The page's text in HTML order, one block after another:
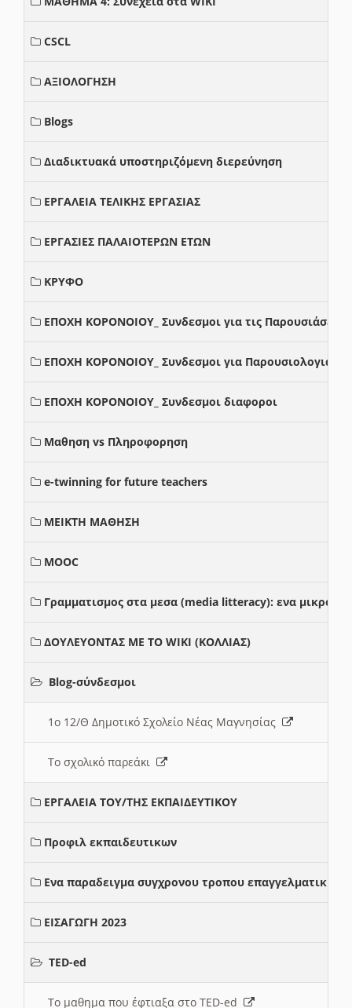
CSCL
ΑΞΙΟΛΟΓΗΣΗ
Blogs
Διαδικτυακά υποστηριζόμενη διερεύνηση
ΕΡΓΑΛΕΙΑ ΤΕΛΙΚΗΣ ΕΡΓΑΣΙΑΣ
ΕΡΓΑΣΙΕΣ ΠΑΛΑΙΟΤΕΡΩΝ ΕΤΩΝ
ΚΡΥΦΟ
ΕΠΟΧΗ ΚΟΡΟΝΟΙΟΥ_ Συνδεσμοι για τις Παρουσιάσεις
ΕΠΟΧΗ ΚΟΡΟΝΟΙΟΥ_ Συνδεσμοι για Παρουσιολογια
ΕΠΟΧΗ ΚΟΡΟΝΟΙΟΥ_ Συνδεσμοι διαφοροι
Μαθηση vs Πληροφορηση
e-twinning for future teachers
ΜΕΙΚΤΗ ΜΑΘΗΣΗ
MOOC
Γραμματισμος στα μεσα (media litteracy): ενα μικρο
ΔΟΥΛΕΥΟΝΤΑΣ ΜΕ ΤΟ WIKI (ΚΟΛΛΙΑΣ)
Blog-σύνδεσμοι
1ο 12/Θ Δημοτικό Σχολείο Νέας Μαγνησίας
Το σχολικό παρεάκι
ΕΡΓΑΛΕΙΑ ΤΟΥ/ΤΗΣ ΕΚΠΑΙΔΕΥΤΙΚΟΥ
Προφιλ εκπαιδευτικων
Ενα παραδειγμα συγχρονου τροπου επαγγελματικης
ΕΙΣΑΓΩΓΗ 2023
TED-ed
Το μαθημα που έφτιαξα στο TED-ed